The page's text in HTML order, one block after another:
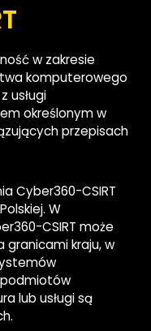
w zakresie
komputerowego
usługi
określonym w
przepisach
Cyber360-CSIRT
W
CSIRT może
granicami kraju, w
lub usługi są